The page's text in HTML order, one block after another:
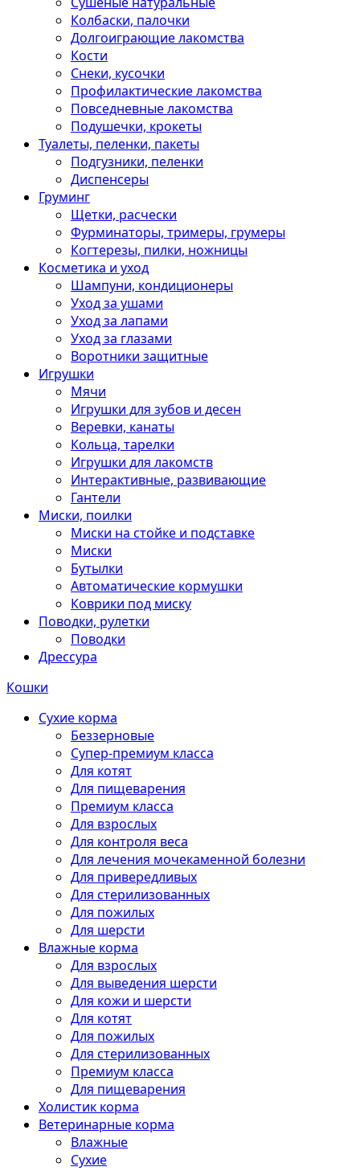
Колбаски, палочки
Долгоиграющие лакомства
Кости
Снеки, кусочки
Профилактические лакомства
Повседневные лакомства
Подушечки, крокеты
Туалеты, пеленки, пакеты
Подгузники, пеленки
Диспенсеры
Груминг
Щетки, расчески
Фурминаторы, тримеры, грумеры
Когтерезы, пилки, ножницы
Косметика и уход
Шампуни, кондиционеры
Уход за ушами
Уход за лапами
Уход за глазами
Воротники защитные
Игрушки
Мячи
Игрушки для зубов и десен
Веревки, канаты
Кольца, тарелки
Игрушки для лакомств
Интерактивные, развивающие
Гантели
Миски, поилки
Миски на стойке и подставке
Миски
Бутылки
Автоматические кормушки
Коврики под миску
Поводки, рулетки
Поводки
Дрессура
Кошки
Сухие корма
Беззерновые
Супер-премиум класса
Для котят
Для пищеварения
Премиум класса
Для взрослых
Для контроля веса
Для лечения мочекаменной болезни
Для привередливых
Для стерилизованных
Для пожилых
Для шерсти
Влажные корма
Для взрослых
Для выведения шерсти
Для кожи и шерсти
Для котят
Для пожилых
Для стерилизованных
Премиум класса
Для пищеварения
Холистик корма
Ветеринарные корма
Влажные
Сухие